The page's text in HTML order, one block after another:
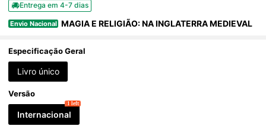
Entrega em 4-7 dias
Envio Nacional MAGIA E RELIGIÃO: NA INGLATERRA MEDIEVAL
Especificação Geral
Livro único
Versão
Internacional
1 left